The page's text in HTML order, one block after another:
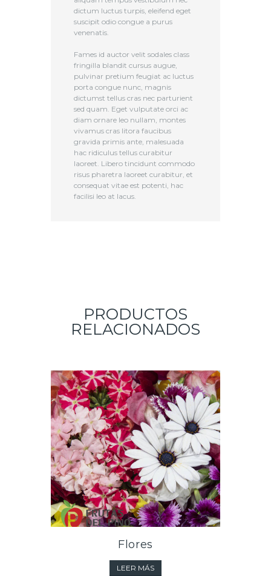
dictum luctus turpis, eleifend eget
suscipit odio congue a purus
venenatis.
Fames id auctor velit sodales class
fringilla blandit cursus augue,
pulvinar pretium feugiat ac luctus
porta congue nunc, magnis
dictumst tellus cras nec parturient
sed quam. Eget vulputate orci ac
diam ornare leo nullam, montes
vivamus cras litora faucibus
gravida primis ante, malesuada
hac ridiculus tellus curabitur
laoreet. Libero tincidunt commodo
risus pharetra laoreet curabitur, et
consequat vitae est potenti, hac
facilisi leo at lacus.
PRODUCTOS
RELACIONADOS
Flores
LEER MÁS